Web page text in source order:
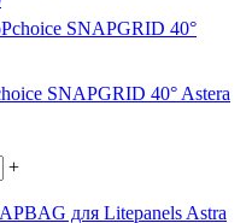
SNAPGRID 40° Astera
+